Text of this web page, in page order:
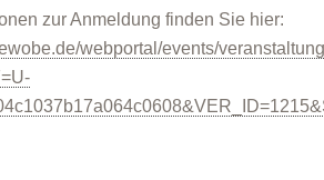
zur Anmeldung finden Sie hier:
webportal/events/